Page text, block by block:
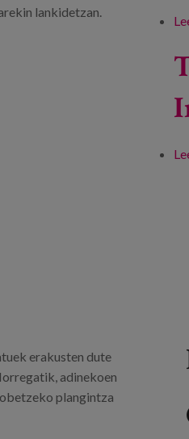
lankidetzan.
erakusten dute
adinekoen
plangintza